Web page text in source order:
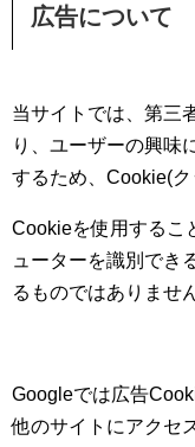
広告について
当サイトでは、第三
り、ユーザーの興味
するため、Cookie(ク
Cookieを使用するこ
ューターを識別でき
るものではありませ
Googleでは広告
他のサイトにアクセ